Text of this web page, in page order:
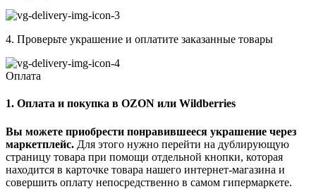
4. Проверьте украшение и оплатите заказанные товары
Оплата
1. Оплата и покупка в OZON или Wildberries
Вы можете приобрести понравившееся украшение через
маркетплейс. Для этого нужно перейти на дублирующую
страницу товара при помощи отдельной кнопки, которая
находится в карточке товара нашего интернет-магазина и
совершить оплату непосредственно в самом гипермаркете.